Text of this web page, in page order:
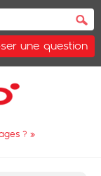
une question
? »